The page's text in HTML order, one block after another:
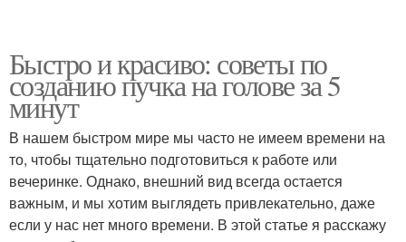
Быстро и красиво: советы по
созданию пучка на голове за 5
минут
В нашем быстром мире мы часто не имеем времени на
то, чтобы тщательно подготовиться к работе или
вечеринке. Однако, внешний вид всегда остается
важным, и мы хотим выглядеть привлекательно, даже
если у нас нет много времени. В этой статье я расскажу